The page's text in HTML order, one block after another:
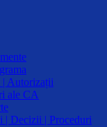
| Autorizații
ale CA
| Decizii | Proceduri